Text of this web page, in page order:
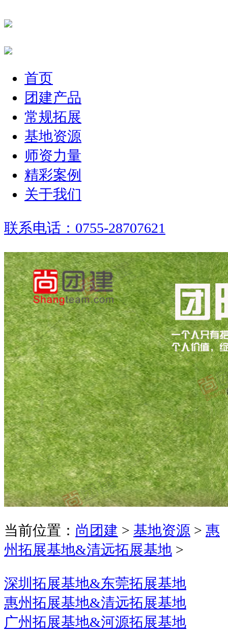
首页
团建产品
常规拓展
基地资源
师资力量
精彩案例
关于我们
联系电话：0755-28707621
当前位置： 尚团建 > 基地资源 > 惠
州拓展基地&清远拓展基地 >
深圳拓展基地&东莞拓展基地
惠州拓展基地&清远拓展基地
广州拓展基地&河源拓展基地